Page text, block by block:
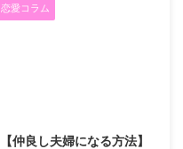
恋愛コラム
【仲良し夫婦になる方法】